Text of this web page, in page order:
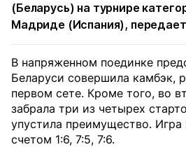
(Беларусь) на турнире
Мадриде (Испания), передает
В напряженном поединке
Беларуси совершила камбэк,
первом сете. Кроме того, во
забрала три из четырех
упустила преимущество. Игра
счетом 1:6, 7:5, 7:6.